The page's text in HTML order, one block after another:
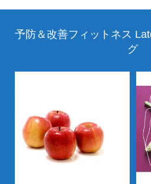
予防＆改善フィットネス
グ